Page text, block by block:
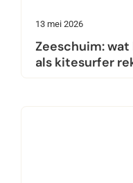
13 mei 2026
Zeeschuim:
als kitesurfer